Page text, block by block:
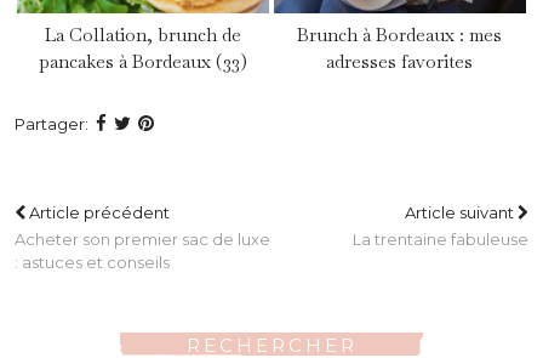
La Collation, brunch de
pancakes à Bordeaux (33)
Brunch à Bordeaux : mes
adresses favorites
Partager:
Article précédent
Acheter son premier sac de luxe
: astuces et conseils
Article suivant
La trentaine fabuleuse
RECHERCHER